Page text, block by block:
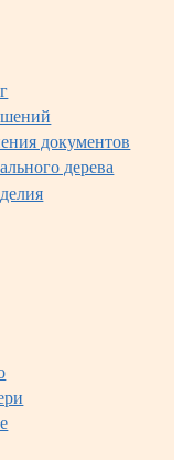
документов
дерева